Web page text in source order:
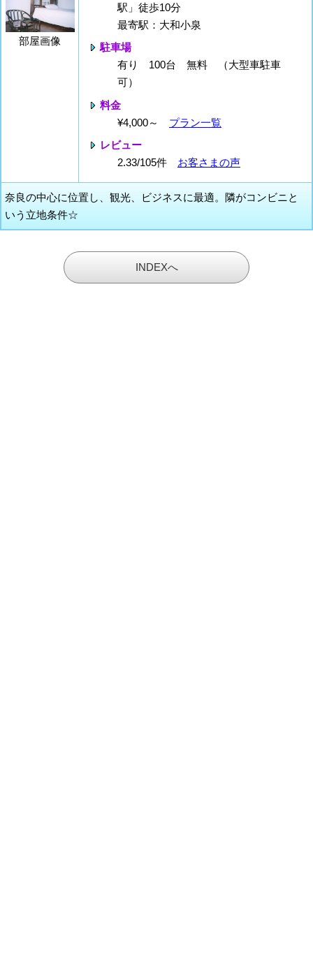
部屋画像
駅」徒歩10分
最寄駅：大和小泉
駐車場
有り 100台 無料 （大型車駐車
可）
料金
¥4,000～ プラン一覧
レビュー
2.33/105件 お客さまの声
奈良の中心に位置し、観光、ビジネスに最適。隣がコンビニと
いう立地条件☆
INDEXへ